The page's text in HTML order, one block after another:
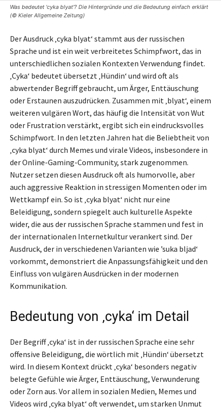
Was bedeutet 'cyka blyat'? Die Hintergründe und die Bedeutung einfach erklärt
(© Kieler Allgemeine Zeitung)
Der Ausdruck ‚cyka blyat‘ stammt aus der russischen
Sprache und ist ein weit verbreitetes Schimpfwort, das in
unterschiedlichen sozialen Kontexten Verwendung findet.
‚Cyka‘ bedeutet übersetzt ‚Hündin‘ und wird oft als
abwertender Begriff gebraucht, um Ärger, Enttäuschung
oder Erstaunen auszudrücken. Zusammen mit ‚blyat‘, einem
weiteren vulgären Wort, das häufig die Intensität von Wut
oder Frustration verstärkt, ergibt sich ein eindrucksvolles
Schimpfwort. In den letzten Jahren hat die Beliebtheit von
‚cyka blyat‘ durch Memes und virale Videos, insbesondere in
der Online-Gaming-Community, stark zugenommen.
Nutzer setzen diesen Ausdruck oft als humorvolle, aber
auch aggressive Reaktion in stressigen Momenten oder im
Wettkampf ein. So ist ‚cyka blyat‘ nicht nur eine
Beleidigung, sondern spiegelt auch kulturelle Aspekte
wider, die aus der russischen Sprache stammen und fest in
der internationalen Internetkultur verankert sind. Der
Ausdruck, der in verschiedenen Varianten wie ’suka bljad‘
vorkommt, demonstriert die Anpassungsfähigkeit und den
Einfluss von vulgären Ausdrücken in der modernen
Kommunikation.
Bedeutung von ‚cyka‘ im Detail
Der Begriff ‚cyka‘ ist in der russischen Sprache eine sehr
offensive Beleidigung, die wörtlich mit ‚Hündin‘ übersetzt
wird. In diesem Kontext drückt ‚cyka‘ besonders negativ
belegte Gefühle wie Ärger, Enttäuschung, Verwunderung
oder Zorn aus. Vor allem in sozialen Medien, Memes und
Videos wird ‚cyka blyat‘ oft verwendet, um starken Unmut